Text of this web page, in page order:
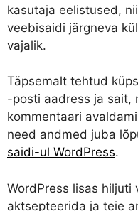
kasutaja eelistused,
veebisaidi järgneva
vajalik.
Täpsemalt tehtud
-posti aadress ja sait,
kommentaari
need andmed juba
saidi-ul WordPress.
WordPress lisas
aktsepteerida ja teie